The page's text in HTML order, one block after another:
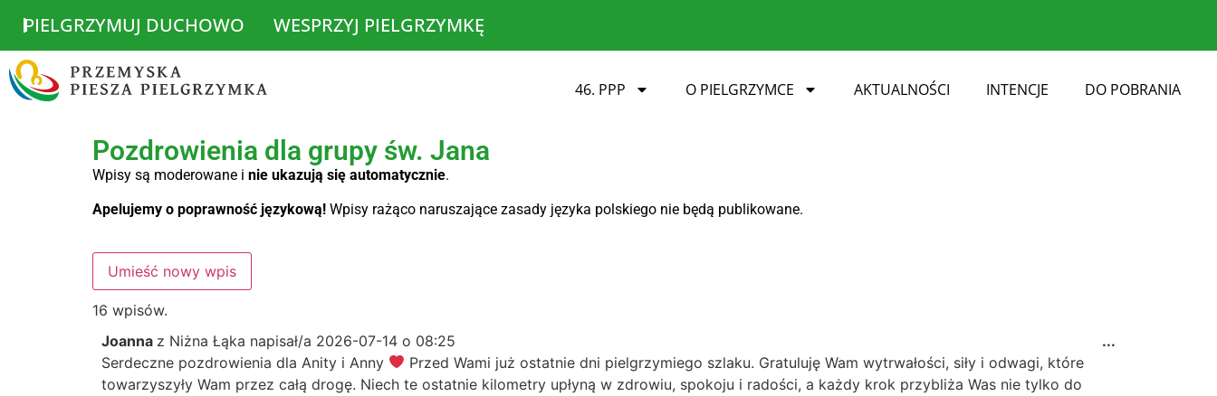
PIELGRZYMUJ DUCHOWO WESPRZYJ PIELGRZYMKĘ
46. PPP O PIELGRZYMCE AKTUALNOŚCI INTENCJE DO POBRANIA
Pozdrowienia dla grupy św. Jana
Wpisy są moderowane i nie ukazują się automatycznie.
Apelujemy o poprawność językową! Wpisy rażąco naruszające zasady języka polskiego nie będą publikowane.
16 wpisów.
Joanna z Niżna Łąka napisał/a 2026-07-14 o 08:25
Serdeczne pozdrowienia dla Anity i Anny
Przed Wami już ostatnie dni pielgrzymiego szlaku. Gratuluję Wam wytrwałości, siły i odwagi, które
towarzyszyły Wam przez całą drogę. Niech te ostatnie kilometry upłyną w zdrowiu, spokoju i radości, a każdy krok przybliża Was nie tylko do
...